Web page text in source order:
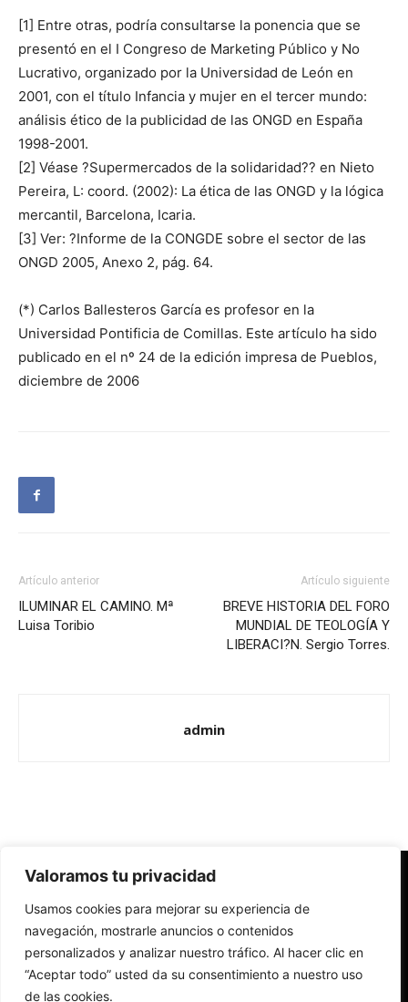
Valoramos tu privacidad
Usamos cookies para mejorar su experiencia de
navegación, mostrarle anuncios o contenidos
personalizados y analizar nuestro tráfico. Al hacer clic en
“Aceptar todo” usted da su consentimiento a nuestro uso
de las cookies.
[1] Entre otras, podría consultarse la ponencia que se
presentó en el I Congreso de Marketing Público y No
Lucrativo, organizado por la Universidad de León en
2001, con el título Infancia y mujer en el tercer mundo:
análisis ético de la publicidad de las ONGD en España
1998-2001.
[2] Véase ?Supermercados de la solidaridad?? en Nieto
Pereira, L: coord. (2002): La ética de las ONGD y la lógica
mercantil, Barcelona, Icaria.
[3] Ver: ?Informe de la CONGDE sobre el sector de las
ONGD 2005, Anexo 2, pág. 64.
(*) Carlos Ballesteros García es profesor en la
Universidad Pontificia de Comillas. Este artículo ha sido
publicado en el nº 24 de la edición impresa de Pueblos,
diciembre de 2006
Artículo anterior
ILUMINAR EL CAMINO. Mª
Luisa Toribio
Artículo siguiente
BREVE HISTORIA DEL FORO
MUNDIAL DE TEOLOGÍA Y
LIBERACI?N. Sergio Torres.
admin
Redes Cristianas
Una mirada alternativa sobre la Iglesia católica y la sociedad
- Colectivos de Redes Cristianas